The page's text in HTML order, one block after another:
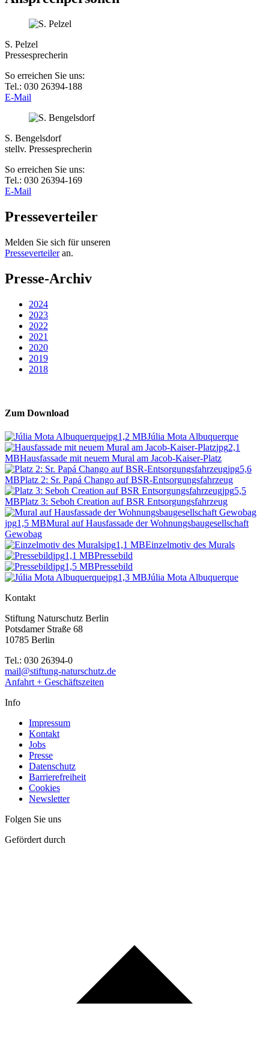
S. Pelzel
Pressesprecherin
So erreichen Sie uns:
Tel.: 030 26394-188
E-Mail
S. Bengelsdorf
stellv. Pressesprecherin
So erreichen Sie uns:
Tel.: 030 26394-169
E-Mail
Presseverteiler
Melden Sie sich für unseren
Presseverteileran.
Presse-Archiv
2024
2023
2022
2021
2020
2019
2018
Zum Download
jpg1,2 MBJúlia Mota Albuquerque
jpg2,1
MBHausfassade mit neuem Mural am Jacob-Kaiser-Platz
jpg5,6
MBPlatz 2: Sr. Papá Chango auf BSR-Entsorgungsfahrzeug
jpg5,5
MBPlatz 3: Seboh Creation auf BSR Entsorgungsfahrzeug
jpg1,5 MBMural auf Hausfassade der Wohnungsbaugesellschaft
Gewobag
jpg1,1 MBEinzelmotiv des Murals
jpg1,1 MBPressebild
jpg1,5 MBPressebild
jpg1,3 MBJúlia Mota Albuquerque
Kontakt
Stiftung Naturschutz Berlin
Potsdamer Straße 68
10785 Berlin
Tel.: 030 26394-0
mail@stiftung-naturschutz.de
Anfahrt + Geschäftszeiten
Info
Impressum
Kontakt
Jobs
Presse
Datenschutz
Barrierefreiheit
Cookies
Newsletter
Folgen Sie uns
Gefördert durch